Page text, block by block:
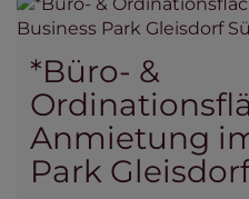
*Büro- &
Anmietung
Park